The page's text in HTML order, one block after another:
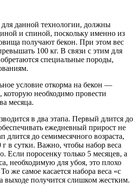
данной технологии, должны
и спиной, поскольку именно из
получают бекон. При этом вес
100 кг. В связи с этим для
специальные породы,
условие откорма на бекон —
которую необходимо провести
месяца.
в два этапа. Первый длится до
ежедневный прирост не
длится до семимесячного возраста,
г в сутки. Важно, чтобы набор веса
Если поросенку только 5 месяцев, а
необходимую для убоя, это плохо
же самое касается набора веса «с
выходе получится слишком жестким.